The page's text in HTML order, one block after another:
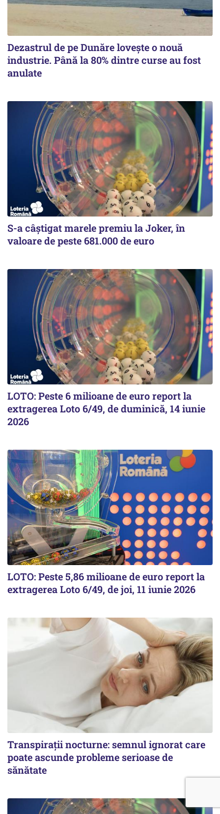
Dezastrul de pe Dunăre lovește o nouă
industrie. Până la 80% dintre curse au fost
anulate
S-a câștigat marele premiu la Joker, în
valoare de peste 681.000 de euro
LOTO: Peste 6 milioane de euro report la
extragerea Loto 6/49, de duminică, 14 iunie
2026
LOTO: Peste 5,86 milioane de euro report la
extragerea Loto 6/49, de joi, 11 iunie 2026
Transpirații nocturne: semnul ignorat care
poate ascunde probleme serioase de
sănătate